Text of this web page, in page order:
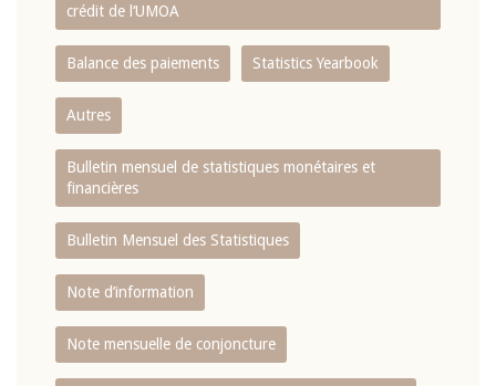
crédit de l‘UMOA
Balance des paiements Statistics Yearbook
Autres
Bulletin mensuel de statistiques monétaires et
financières
Bulletin Mensuel des Statistiques
Note d’information
Note mensuelle de conjoncture